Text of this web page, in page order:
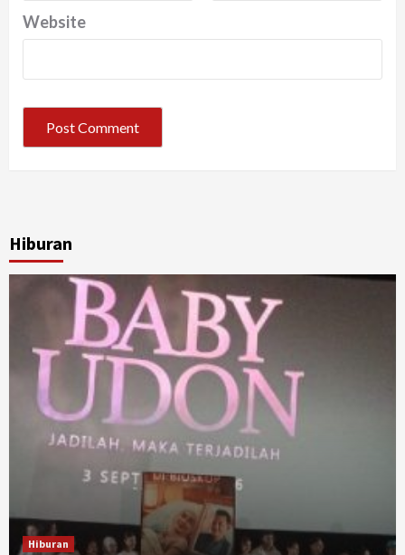
Website
Hiburan
Hiburan